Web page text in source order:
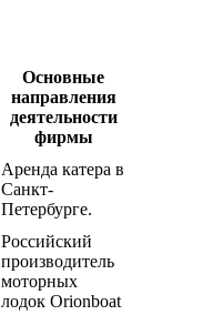
Основные
направления
деятельности
фирмы
Аренда катера в
Санкт-
Петербурге.
Российский
производитель
моторных
лодок Orionboat